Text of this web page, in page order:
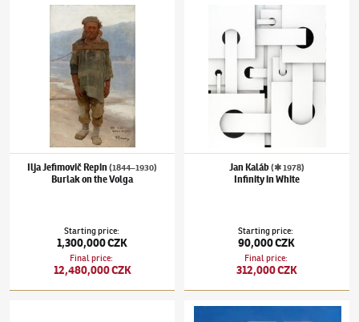
Ilja Jefimovič Repin(1844–1930)
Ilja Jefimovič Repin (1844–1930)
Burlak on the Volga
Starting price:
1,300,000 CZK
Final price:
12,480,000 CZK
(✱ 1978)Infinity in White
Jan Kaláb(✱ 1978)
Infinity in White
Starting price:
90,000 CZK
Final price:
312,000 CZK
WhispererTheodor Pištěk(1932–2025)Airshow